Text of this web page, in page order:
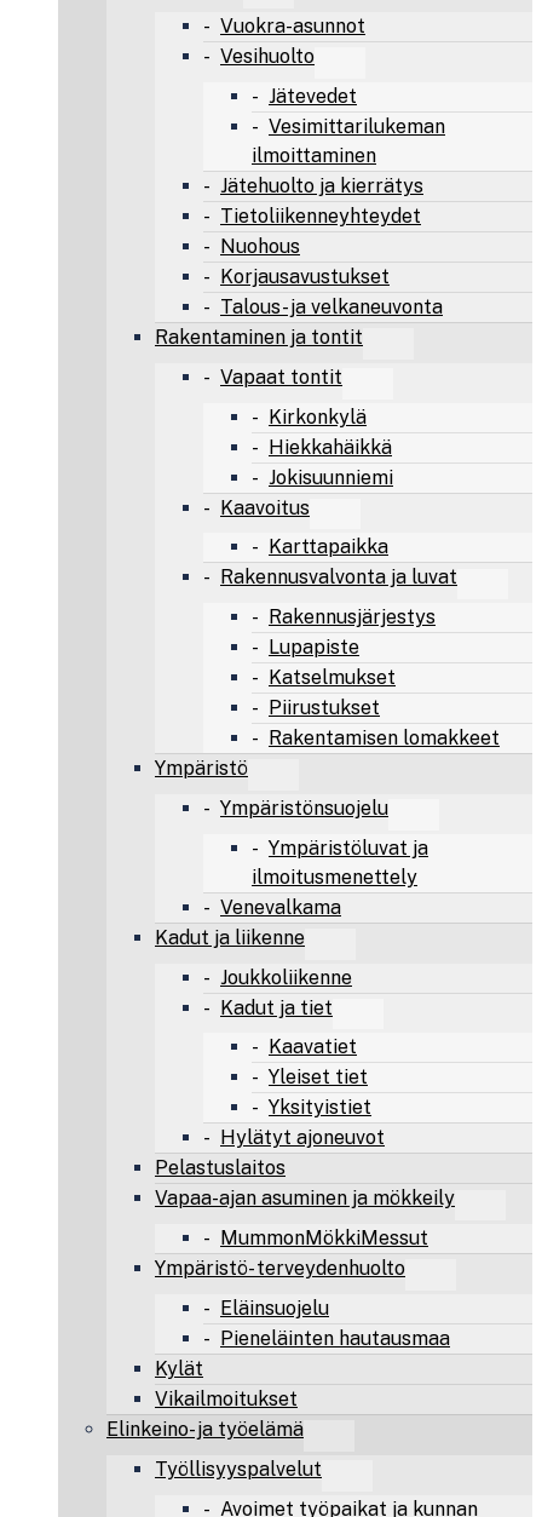
Vuokra-asunnot
Vesihuolto
Jätevedet
Vesimittarilukeman
ilmoittaminen
Jätehuolto ja kierrätys
Tietoliikenneyhteydet
Nuohous
Korjausavustukset
Talous- ja velkaneuvonta
Rakentaminen ja tontit
Vapaat tontit
Kirkonkylä
Hiekkahäikkä
Jokisuunniemi
Kaavoitus
Karttapaikka
Rakennusvalvonta ja luvat
Rakennusjärjestys
Lupapiste
Katselmukset
Piirustukset
Rakentamisen lomakkeet
Ympäristö
Ympäristönsuojelu
Ympäristöluvat ja
ilmoitusmenettely
Venevalkama
Kadut ja liikenne
Joukkoliikenne
Kadut ja tiet
Kaavatiet
Yleiset tiet
Yksityistiet
Hylätyt ajoneuvot
Pelastuslaitos
Vapaa-ajan asuminen ja mökkeily
MummonMökkiMessut
Ympäristö- terveydenhuolto
Eläinsuojelu
Pieneläinten hautausmaa
Kylät
Vikailmoitukset
Elinkeino- ja työelämä
Työllisyyspalvelut
Avoimet työpaikat ja kunnan